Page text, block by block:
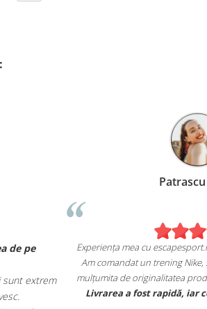
mea de pe
și sunt extrem
Experiența mea cu
Am comandat un
mulțumita de
Livrarea a fost